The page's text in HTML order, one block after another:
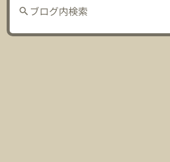
ブログ内検索